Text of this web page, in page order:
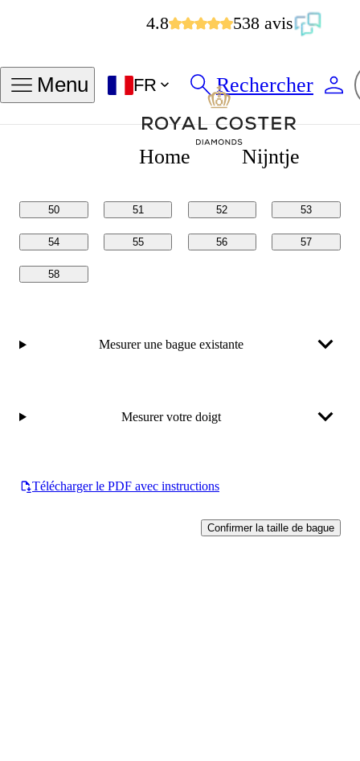
Trouver ma taille de bague
Tailles en
Tailles en
POUCES
50 51 52 53
54 55 56 57
58
Mesurer une bague existante
Mesurer votre doigt
Télécharger le PDF avec instructions
Confirmer la taille de bague
4.8 538 avis
Menu FR Rechercher
Home Nijntje